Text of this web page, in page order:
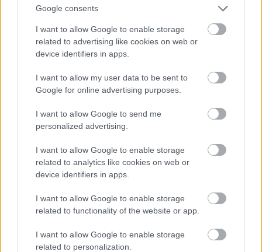
Google consents
I want to allow Google to enable storage
related to advertising like cookies on web or
device identifiers in apps.
I want to allow my user data to be sent to
Google for online advertising purposes.
I want to allow Google to send me
personalized advertising.
I want to allow Google to enable storage
related to analytics like cookies on web or
device identifiers in apps.
I want to allow Google to enable storage
related to functionality of the website or app.
I want to allow Google to enable storage
related to personalization.
Fotó: Szécsi István / Velvet
Jön még kép!